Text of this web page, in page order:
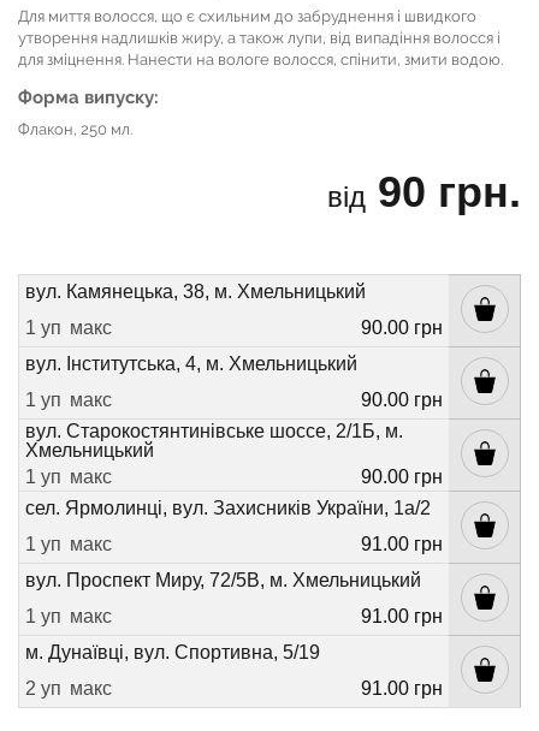
Для миття волосся, що є схильним до забруднення і швидкого
утворення надлишків жиру, а також лупи, від випадіння волосся і
для зміцнення. Нанести на вологе волосся, спінити, змити водою.
Форма випуску:
Флакон, 250 мл.
від 90 грн.
вул. Камянецька, 38, м. Хмельницький
1 уп макс
90.00 грн
вул. Інститутська, 4, м. Хмельницький
1 уп макс
90.00 грн
вул. Старокостянтинівське шоссе, 2/1Б, м.
Хмельницький
1 уп макс
90.00 грн
сел. Ярмолинці, вул. Захисників України, 1а/2
1 уп макс
91.00 грн
вул. Проспект Миру, 72/5В, м. Хмельницький
1 уп макс
91.00 грн
м. Дунаївці, вул. Спортивна, 5/19
2 уп макс 91.00 грн